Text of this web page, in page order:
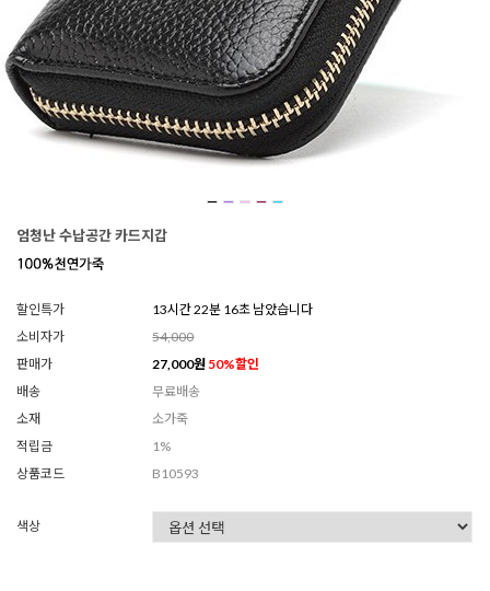
엄청난 수납공간 카드지갑
할인특가
13시간 22분 14초 남았습니다
소비자가
54,000
판매가
27,000원 50%할인
배송
무료배송
소재
소가죽
적립금
1%
상품코드
B10593
색상